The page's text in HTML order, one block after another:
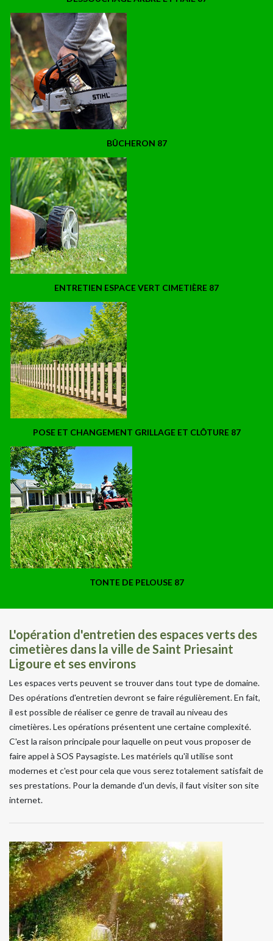
BÛCHERON 87
ENTRETIEN ESPACE VERT CIMETIÈRE 87
POSE ET CHANGEMENT GRILLAGE ET CLÔTURE 87
TONTE DE PELOUSE 87
L'opération d'entretien des espaces verts des
cimetières dans la ville de Saint Priesaint
Ligoure et ses environs
Les espaces verts peuvent se trouver dans tout type de domaine.
Des opérations d'entretien devront se faire régulièrement. En fait,
il est possible de réaliser ce genre de travail au niveau des
cimetières. Les opérations présentent une certaine complexité.
C'est la raison principale pour laquelle on peut vous proposer de
faire appel à SOS Paysagiste. Les matériels qu'il utilise sont
modernes et c'est pour cela que vous serez totalement satisfait de
ses prestations. Pour la demande d'un devis, il faut visiter son site
internet.